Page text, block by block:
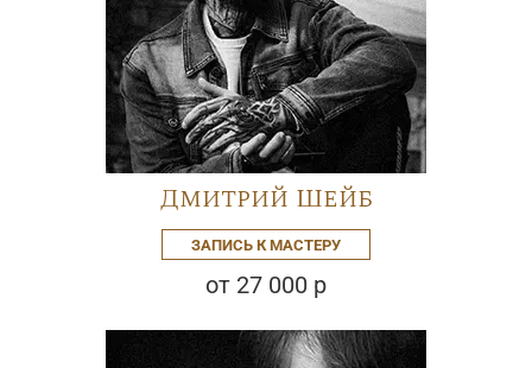
Дмитрий Шейб
ЗАПИСЬ К МАСТЕРУ
от 27 000 р